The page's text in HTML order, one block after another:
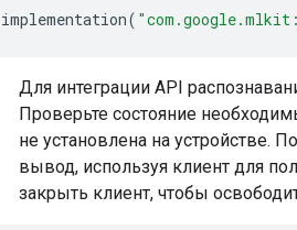
implementation(
Для интеграции API
Проверьте состояние
не установлена ​​на устройстве.
вывод, используя клиент для
закрыть клиент, чтобы